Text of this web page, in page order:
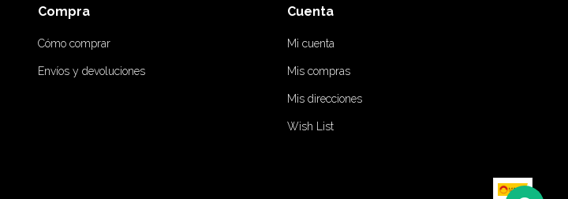
Compra
Cómo comprar
Envíos y devoluciones
Cuenta
Mi cuenta
Mis compras
Mis direcciones
Wish List